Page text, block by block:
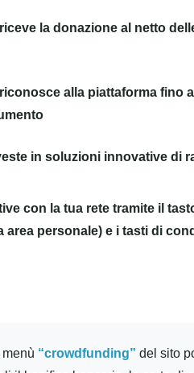
riceve la donazione al netto
alla piattaforma fino
in soluzioni innovative di
con la tua rete tramite il
area personale) e i tasti di
“crowdfunding” del sito